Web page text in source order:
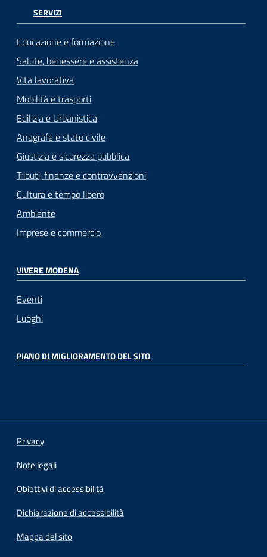
SERVIZI
Educazione e formazione
Salute, benessere e assistenza
Vita lavorativa
Mobilità e trasporti
Edilizia e Urbanistica
Anagrafe e stato civile
Giustizia e sicurezza pubblica
Tributi, finanze e contravvenzioni
Cultura e tempo libero
Ambiente
Imprese e commercio
VIVERE MODENA
Eventi
Luoghi
PIANO DI MIGLIORAMENTO DEL SITO
Privacy
Note legali
Obiettivi di accessibilità
Dichiarazione di accessibilità
Mappa del sito